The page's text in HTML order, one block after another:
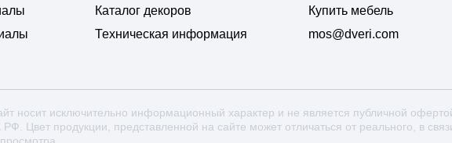
Каталог декоров
Техническая информация
Купить мебель
mos@dveri.com
носит исключительно информационный характер и не является публичной
РФ. Цвет продукции, представленной на сайте может отличаться от реального, в